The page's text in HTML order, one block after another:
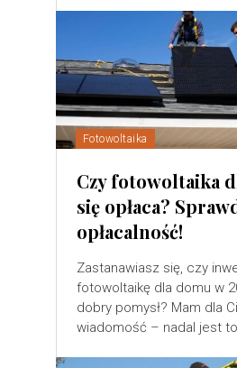
Fotowoltaika
Czy fotowoltaika
się opłaca?
opłacalność!
Zastanawiasz się, czy
fotowoltaikę dla domu w
dobry pomysł? Mam dla
wiadomość – nadal jest